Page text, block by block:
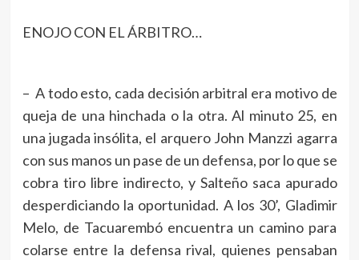
ENOJO CON EL ÁRBITRO…
– A todo esto, cada decisión arbitral era motivo de
queja de una hinchada o la otra. Al minuto 25, en
una jugada insólita, el arquero John Manzzi agarra
con sus manos un pase de un defensa, por lo que se
cobra tiro libre indirecto, y Salteño saca apurado
desperdiciando la oportunidad. A los 30’, Gladimir
Melo, de Tacuarembó encuentra un camino para
colarse entre la defensa rival, quienes pensaban